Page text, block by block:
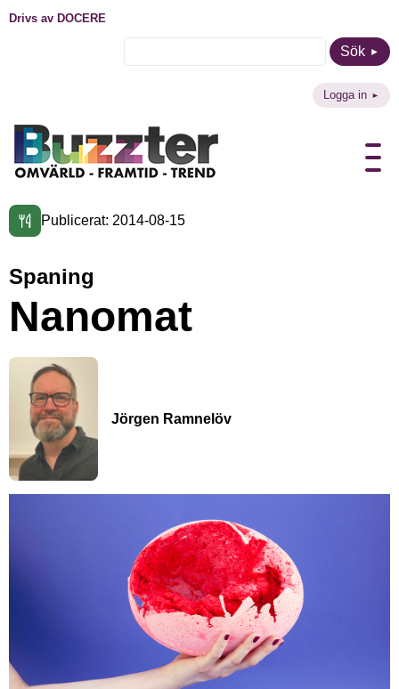
Drivs av DOCERE
Sök
Logga in
Publicerat: 2014-08-15
Spaning
Nanomat
Jörgen Ramnelöv